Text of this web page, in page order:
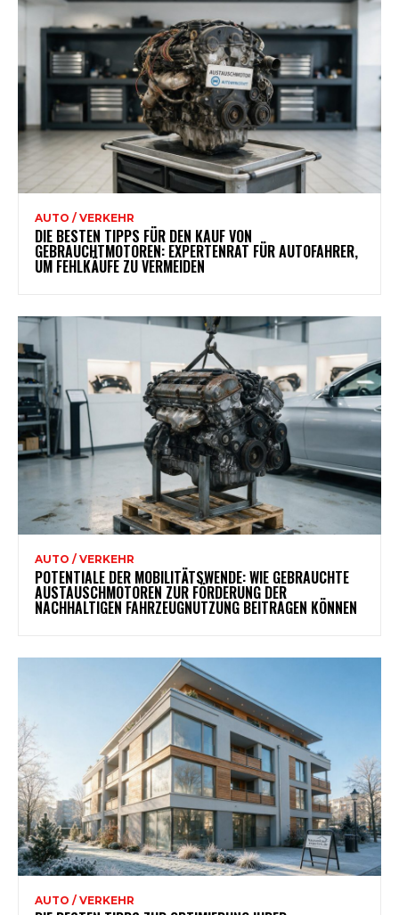
AUTO / VERKEHR
DIE BESTEN TIPPS FÜR DEN KAUF VON
GEBRAUCHTMOTOREN: EXPERTENRAT FÜR AUTOFAHRER,
UM FEHLKÄUFE ZU VERMEIDEN
AUTO / VERKEHR
POTENTIALE DER MOBILITÄTSWENDE: WIE GEBRAUCHTE
AUSTAUSCHMOTOREN ZUR FÖRDERUNG DER
NACHHALTIGEN FAHRZEUGNUTZUNG BEITRAGEN KÖNNEN
AUTO / VERKEHR